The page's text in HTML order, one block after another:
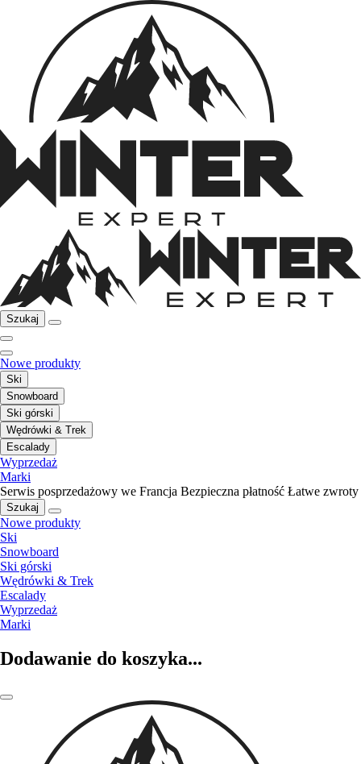
Szukaj
Nowe produkty
Ski
Snowboard
Ski górski
Wędrówki & Trek
Escalady
Wyprzedaż
Marki
Serwis posprzedażowy we Francja Bezpieczna płatność Łatwe zwroty
Szukaj
Nowe produkty
Ski
Snowboard
Ski górski
Wędrówki & Trek
Escalady
Wyprzedaż
Marki
Dodawanie do koszyka...